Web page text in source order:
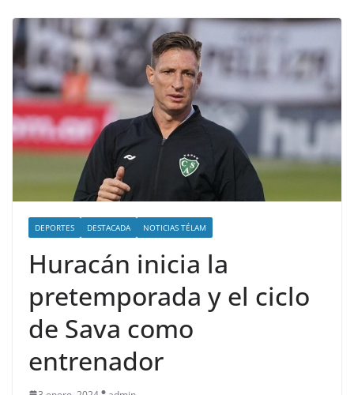
DEPORTES DESTACADA NOTICIAS TÉLAM
Huracán inicia la
pretemporada y el ciclo
de Sava como
entrenador